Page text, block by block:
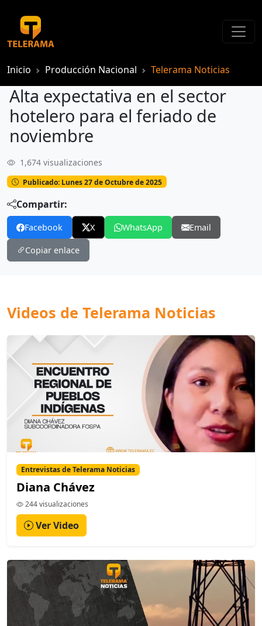
Inicio Producción Nacional Telerama Noticias
Alta expectativa en el sector
hotelero para el feriado de
noviembre
1,674 visualizaciones
Publicado: Lunes 27 de Octubre de 2025
Compartir:
Facebook X WhatsApp Email
Copiar enlace
Videos de Telerama Noticias
Entrevistas de Telerama Noticias
Diana Chávez
244 visualizaciones
Ver Video